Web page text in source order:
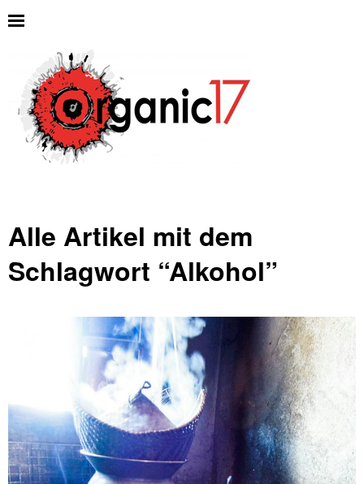
Alle Artikel mit dem
Schlagwort “Alkohol”